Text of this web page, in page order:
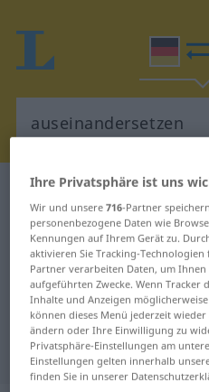
Deutsch-Tschechisch
auseinandersetzen
Deutsch-
für
Übersetzung
Ihre Privatsphäre ist uns
Wir und unsere716-Partner
personenbezogene Daten wie
Kennungen auf Ihrem Gerät zu.
aktivieren Sie Tracking-
Partner verarbeiten Daten, um Ihnen
aufgeführten Zwecke. Wenn Tracker
Inhalte und Anzeigen
können dieses Menü jederzeit
ändern oder Ihre Einwilligung zu
Privatsphäre-Einstellungen am
Einstellungen gelten innerhalb
finden Sie in unserer